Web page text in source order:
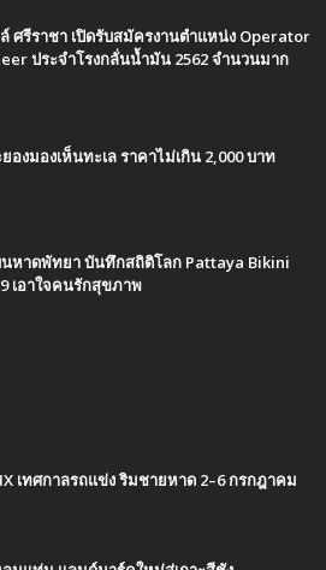
ศรีราชา เปิดรับสมัครงานตำแหน่ง Operator
ประจำโรงกลั่นน้ำมัน 2562 จำนวนมาก
องมองเห็นทะเล ราคาไม่เกิน 2,000 บาท
หาดพัทยา บันทึกสถิติโลก Pattaya Bikini
เอาใจคนรักสุขภาพ
เทศกาลรถแข่ง ริมชายหาด 2–6 กรกฎาคม